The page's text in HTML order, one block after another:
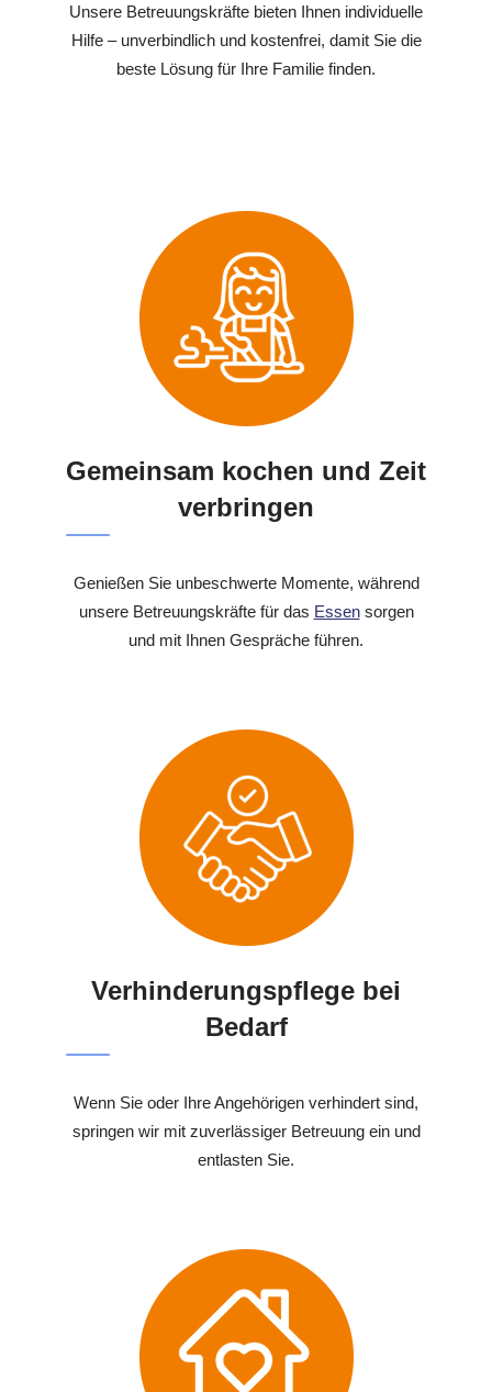
Unsere Betreuungskräfte bieten Ihnen individuelle
Hilfe – unverbindlich und kostenfrei, damit Sie die
beste Lösung für Ihre Familie finden.
Gemeinsam kochen und Zeit
verbringen
Genießen Sie unbeschwerte Momente, während
unsere Betreuungskräfte für das Essensorgen
und mit Ihnen Gespräche führen.
Verhinderungspflege bei
Bedarf
Wenn Sie oder Ihre Angehörigen verhindert sind,
springen wir mit zuverlässiger Betreuung ein und
entlasten Sie.